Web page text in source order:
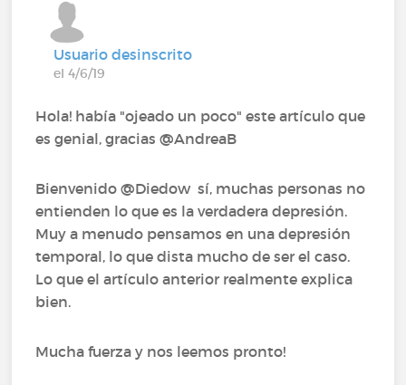
Usuario desinscrito
el 4/6/19
Hola! había "ojeado un poco" este artículo que
es genial, gracias @AndreaB‍
Bienvenido @Diedow‍ sí, muchas personas no
entienden lo que es la verdadera depresión.
Muy a menudo pensamos en una depresión
temporal, lo que dista mucho de ser el caso.
Lo que el artículo anterior realmente explica
bien.
Mucha fuerza y nos leemos pronto!